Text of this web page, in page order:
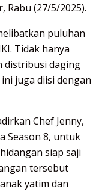
Rabu (27/5/2025).
puluhan
Tidak hanya
distribusi daging
juga diisi dengan
Chef Jenny,
Season 8, untuk
siap saji
tersebut
yatim dan